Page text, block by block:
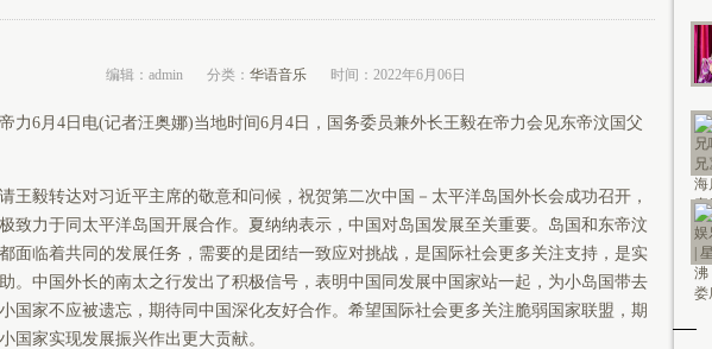
编辑：admin 分类： 华语音乐 时间：2022年6月06日
6月4日电(记者汪奥娜)当地时间6月4日，国务委员兼外长王毅在帝力会见东帝汶国父
毅转达对习近平主席的敬意和问候，祝贺第二次中国－太平洋岛国外长会成功召开，
致力于同太平洋岛国开展合作。夏纳纳表示，中国对岛国发展至关重要。岛国和东帝汶
面临着共同的发展任务，需要的是团结一致应对挑战，是国际社会更多关注支持，是实
。中国外长的南太之行发出了积极信号，表明中国同发展中国家站一起，为小岛国带去
国家不应被遗忘，期待同中国深化友好合作。希望国际社会更多关注脆弱国家联盟，期
国家实现发展振兴作出更大贡献。